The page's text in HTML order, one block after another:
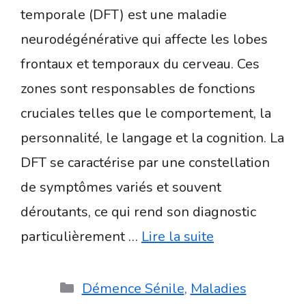
temporale (DFT) est une maladie
neurodégénérative qui affecte les lobes
frontaux et temporaux du cerveau. Ces
zones sont responsables de fonctions
cruciales telles que le comportement, la
personnalité, le langage et la cognition. La
DFT se caractérise par une constellation
de symptômes variés et souvent
déroutants, ce qui rend son diagnostic
particulièrement … Lire la suite
Catégories
Démence Sénile, Maladies